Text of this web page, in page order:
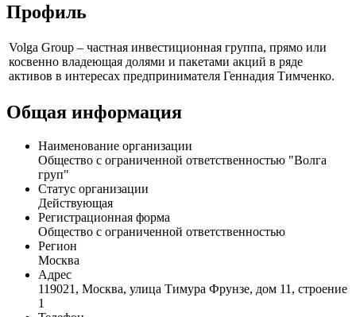
Профиль
Volga Group – частная инвестиционная группа, прямо или
косвенно владеющая долями и пакетами акций в ряде
активов в интересах предпринимателя Геннадия Тимченко.
Общая информация
Наименование организации
Общество с ограниченной ответственностью "Волга
груп"
Статус организации
Действующая
Регистрационная форма
Общество с ограниченной ответственностью
Регион
Москва
Адрес
119021, Москва, улица Тимура Фрунзе, дом 11, строение
1